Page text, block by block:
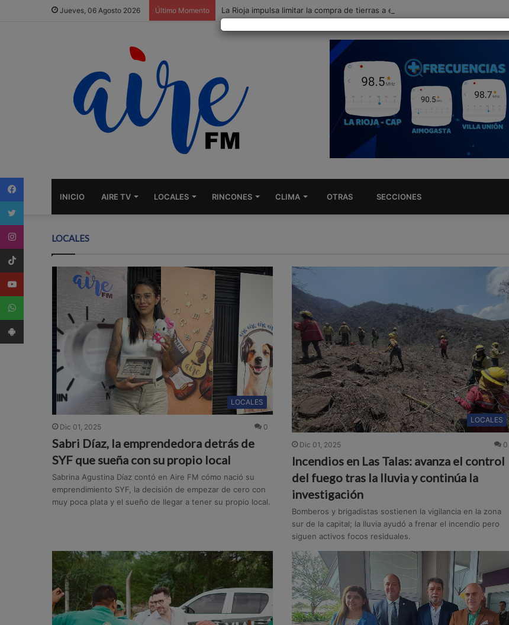
Jueves, 06 Agosto 2026 Último Momento La Rioja impulsa limitar la compra de tierras a extranjeros
INICIO AIRE TV LOCALES RINCONES CLIMA OTRAS SECCIONES
LOCALES
LOCALES
Dic 01, 2025 0
Sabri Díaz, la emprendedora detrás de
SYF que sueña con su propio local
Sabrina Agustina Díaz contó en Aire FM cómo nació su
emprendimiento SYF, la decisión de empezar de cero con
muy poca plata y el sueño de llegar a tener su propio local.
LOCALES
Dic 01, 2025 0
Incendios en Las Talas: avanza el control
del fuego tras la lluvia y continúa la
investigación
Bomberos y brigadistas sostienen la vigilancia en la zona
sur de la capital; la lluvia ayudó a frenar el incendio pero
siguen activos focos residuales.
Facebook